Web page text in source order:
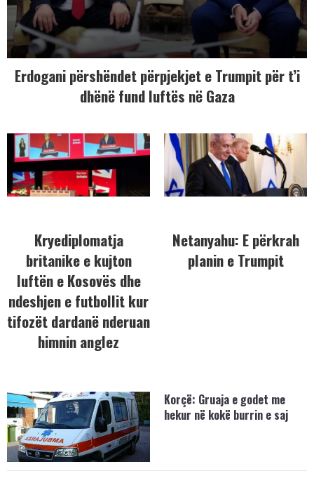
Erdogani përshëndet përpjekjet e Trumpit për t’i
dhënë fund luftës në Gaza
Kryediplomatja
britanike e kujton
luftën e Kosovës dhe
ndeshjen e futbollit kur
tifozët dardanë nderuan
himnin anglez
Netanyahu: E përkrah
planin e Trumpit
Korçë: Gruaja e godet me
hekur në kokë burrin e saj